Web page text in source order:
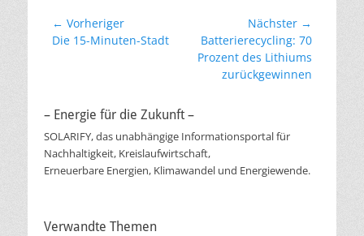
Beitragsnavigation
← Vorheriger
Vorheriger
Die 15-Minuten-Stadt
Nächster →
Nächster
Beitrag:
Batterierecycling: 70
Prozent des Lithiums
zurückgewinnen
– Energie für die Zukunft –
SOLARIFY, das unabhängige Informationsportal für
Nachhaltigkeit, Kreislaufwirtschaft,
Erneuerbare Energien, Klimawandel und Energiewende.
Verwandte Themen